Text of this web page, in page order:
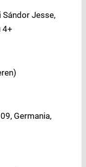
Jesse,
4+
Germania,